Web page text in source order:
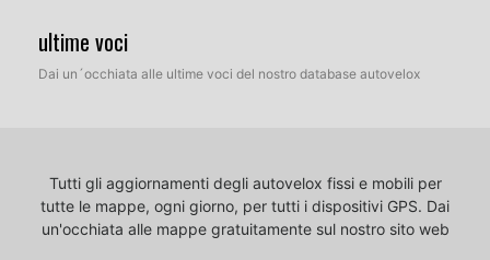
ultime voci
Dai un´occhiata alle ultime voci del nostro database autovelox
Tutti gli aggiornamenti degli autovelox fissi e mobili per
tutte le mappe, ogni giorno, per tutti i dispositivi GPS. Dai
un'occhiata alle mappe gratuitamente sul nostro sito web